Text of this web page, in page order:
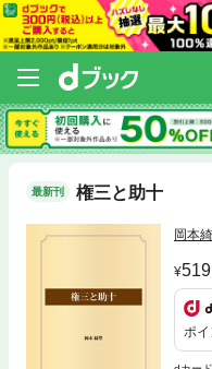
最新刊 権三と助十
岡本
519
ポ